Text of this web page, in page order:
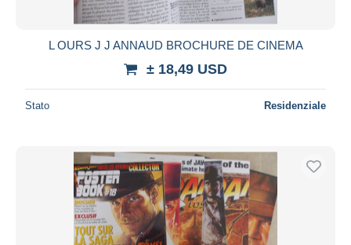
L OURS J J ANNAUD BROCHURE DE CINEMA
± 18,49 USD
Stato Residenziale